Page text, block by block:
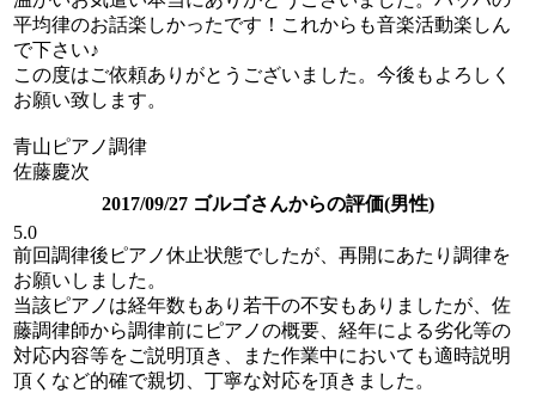
平均律のお話楽しかったです！これからも音楽活動楽しん
で下さい♪
この度はご依頼ありがとうございました。今後もよろしく
お願い致します。
青山ピアノ調律
佐藤慶次
2017/09/27 ゴルゴさんからの評価(男性)
5.0
前回調律後ピアノ休止状態でしたが、再開にあたり調律を
お願いしました。
当該ピアノは経年数もあり若干の不安もありましたが、佐
藤調律師から調律前にピアノの概要、経年による劣化等の
対応内容等をご説明頂き、また作業中においても適時説明
頂くなど的確で親切、丁寧な対応を頂きました。